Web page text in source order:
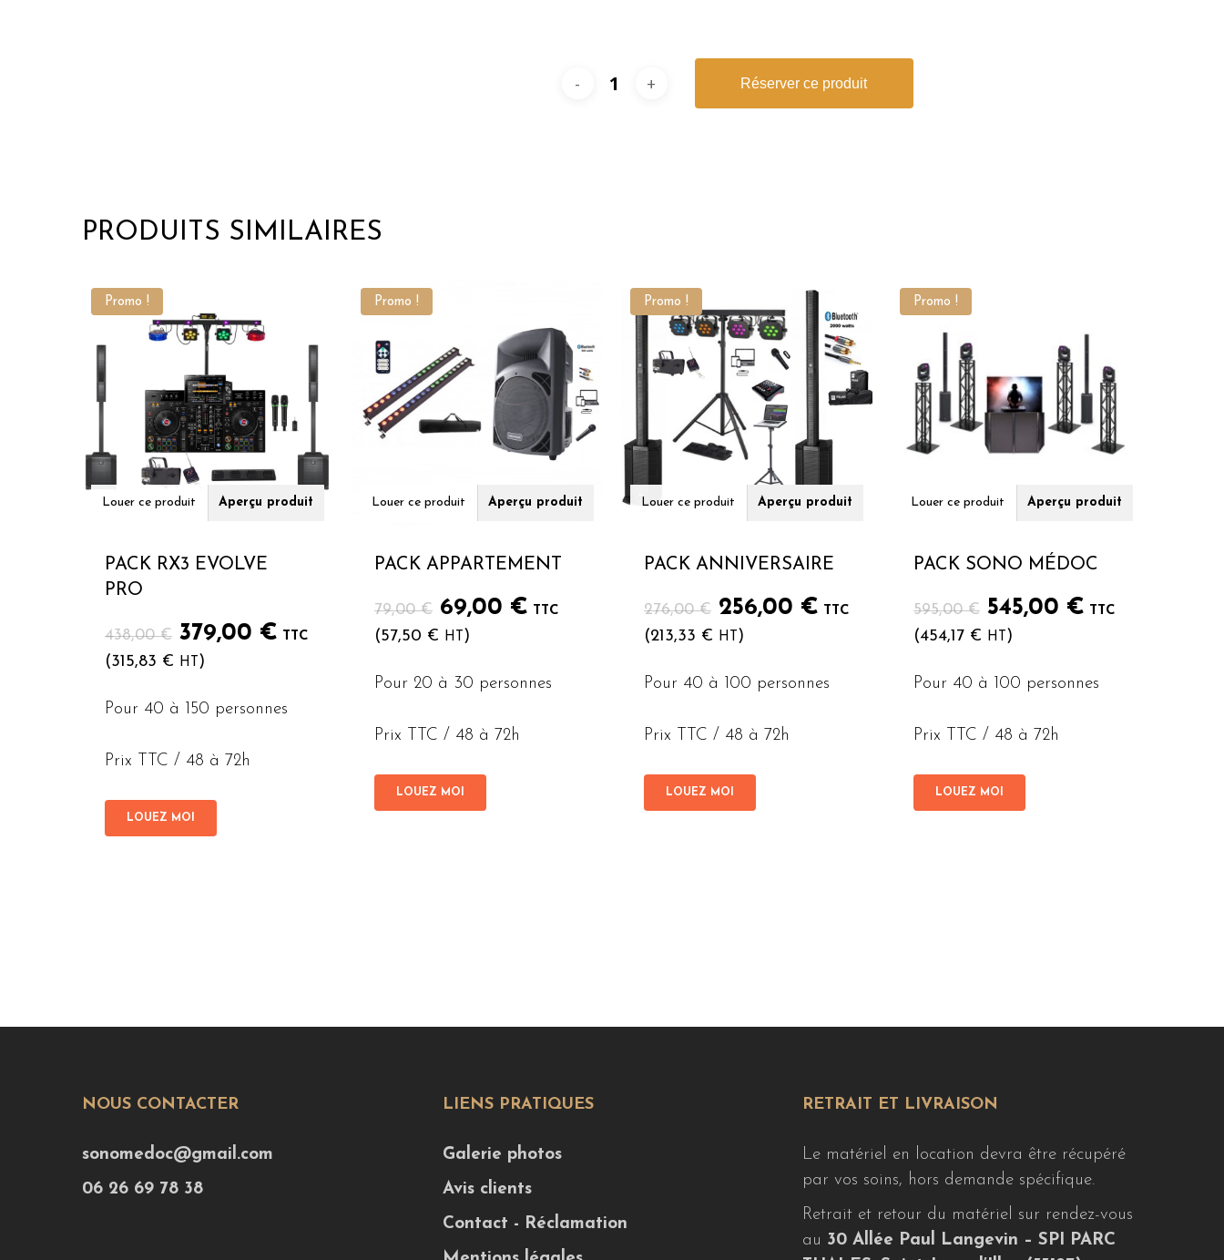
Réserver ce produit
PRODUITS SIMILAIRES
Promo !
Louer ce produit Aperçu produit
PACK RX3 EVOLVE
PRO
438,00€ Le
prix
était :
379,00 € Le
est :
379,00 €.
TTC
(315,83 € HT )
Pour 40 à 150 personnes
Prix TTC / 48 à 72h
LOUEZ MOI
Promo !
Louer ce produit Aperçu produit
PACK APPARTEMENT
79,00€ Le
prix
était :
69,00 € Le
est :
TTC
(57,50 € HT )
Pour 20 à 30 personnes
Prix TTC / 48 à 72h
LOUEZ MOI
Promo !
Louer ce produit Aperçu produit
PACK ANNIVERSAIRE
276,00€ Le
prix
était :
256,00 € Le
est :
TTC
(213,33 € HT )
Pour 40 à 100 personnes
Prix TTC / 48 à 72h
LOUEZ MOI
Promo !
Louer ce produit Aperçu produit
PACK SONO MÉDOC
595,00€ Le
prix
était :
545,00 € Le
est :
TTC
(454,17 € HT )
Pour 40 à 100 personnes
Prix TTC / 48 à 72h
LOUEZ MOI
NOUS CONTACTER
sonomedoc@gmail.com
06 26 69 78 38
LIENS PRATIQUES
Galerie photos
Avis clients
Contact - Réclamation
RETRAIT ET LIVRAISON
Le matériel en location devra être récupéré
par vos soins, hors demande spécifique.
Retrait et retour du matériel sur rendez-vous
au 30 Allée Paul Langevin – SPI PARC